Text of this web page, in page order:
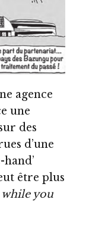
agence
une
des
d’une
être plus
you